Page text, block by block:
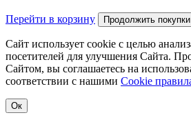
Перейти в корзину Продолжить покупки
Сайт использует cookie с целью
посетителей для улучшения Сайта.
Сайтом, вы соглашаетесь на
соответствии с нашими Cookiе
Ок